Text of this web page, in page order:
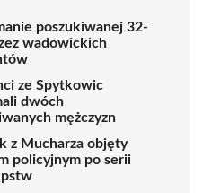
poszukiwanej 32-
wadowickich
ze Spytkowic
dwóch
mężczyzn
z Mucharza objęty
policyjnym po serii